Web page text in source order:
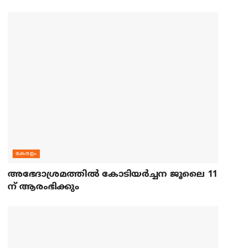
കേരളം
അഭേദാശ്രമത്തില്‍ കോടിയര്‍ച്ചന ജൂലൈ 11
ന് ആരംഭിക്കും